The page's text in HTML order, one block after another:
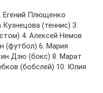
Егений Плющенко
(теннис) 3.
4. Алексей Немов
(футбол) 6. Мария
Дзю (бокс) 8. Марат
(бобслей) 10. Юлия